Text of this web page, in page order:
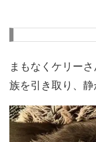
まもなくケリー
族を引き取り、